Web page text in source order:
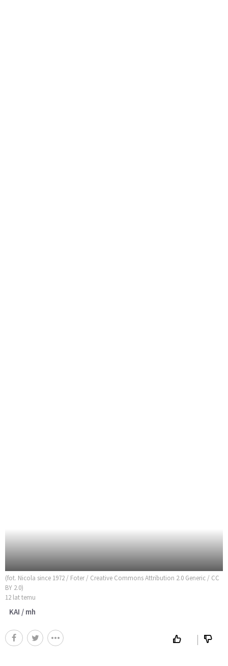
(fot. Nicola since 1972 / Foter / Creative Commons Attribution 2.0 Generic / CC
BY 2.0)
12 lat temu
KAI / mh